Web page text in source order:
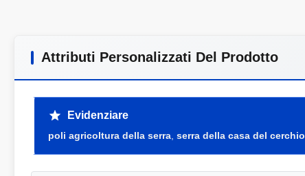
Attributi Personalizzati Del Prodotto
Evidenziare
poli agricoltura della serra serra della casa del cerchio